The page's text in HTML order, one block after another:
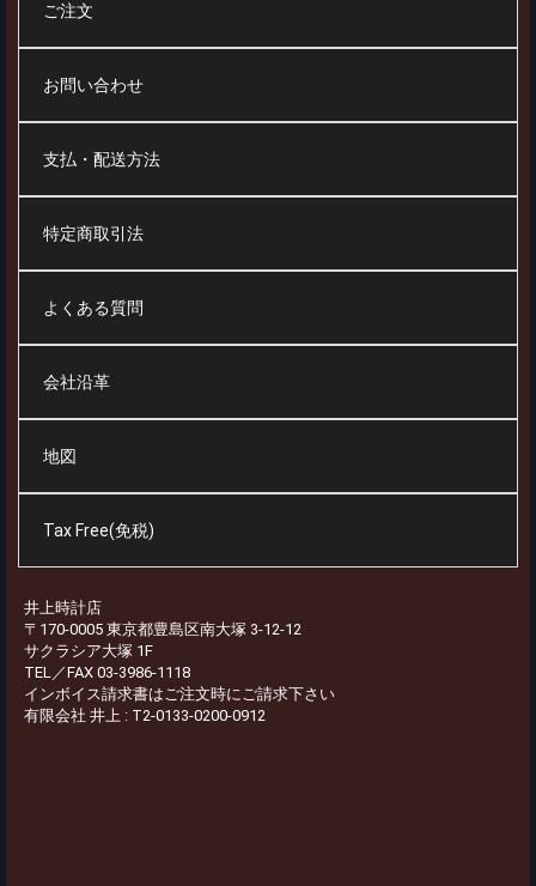
ご注文
お問い合わせ
支払・配送方法
特定商取引法
よくある質問
会社沿革
地図
Tax Free(免税)
井上時計店
〒170-0005 東京都豊島区南大塚 3-12-12
サクラシア大塚 1F
TEL／FAX 03-3986-1118
インボイス請求書はご注文時にご請求下さい
有限会社 井上 : T2-0133-0200-0912